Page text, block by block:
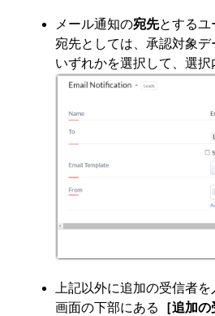
メール通知の宛先とするユ
宛先としては、承認対象
いずれかを選択して、選
上記以外に追加の受信者
画面の下部にある
［追加の